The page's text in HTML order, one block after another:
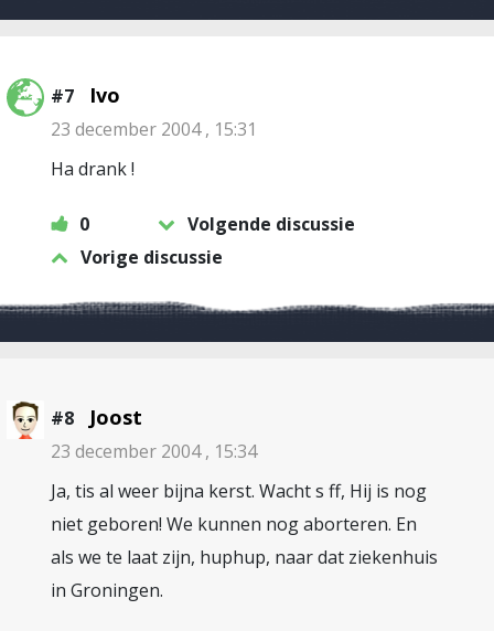
#7 Ivo
23 december 2004 , 15:31
Ha drank !
0
Volgende discussie
Vorige discussie
#8 Joost
23 december 2004 , 15:34
Ja, tis al weer bijna kerst. Wacht s ff, Hij is nog
niet geboren! We kunnen nog aborteren. En
als we te laat zijn, huphup, naar dat ziekenhuis
in Groningen.